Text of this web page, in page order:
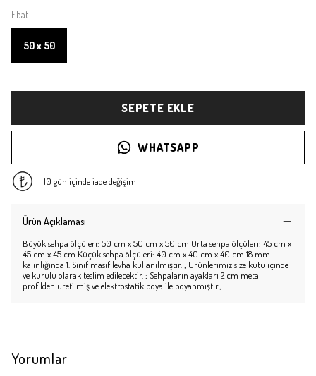
Ebat
50 x 50
SEPETE EKLE
WHATSAPP
10 gün içinde iade değişim
Ürün Açıklaması
Büyük sehpa ölçüleri: 50 cm x 50 cm x 50 cm Orta sehpa ölçüleri: 45 cm x
45 cm x 45 cm Küçük sehpa ölçüleri: 40 cm x 40 cm x 40 cm 18 mm
kalınlığında 1. Sınıf masif levha kullanılmıştır. ; Ürünlerimiz size kutu içinde
ve kurulu olarak teslim edilecektir. ; Sehpaların ayakları 2 cm metal
profilden üretilmiş ve elektrostatik boya ile boyanmıştır.;
Yorumlar